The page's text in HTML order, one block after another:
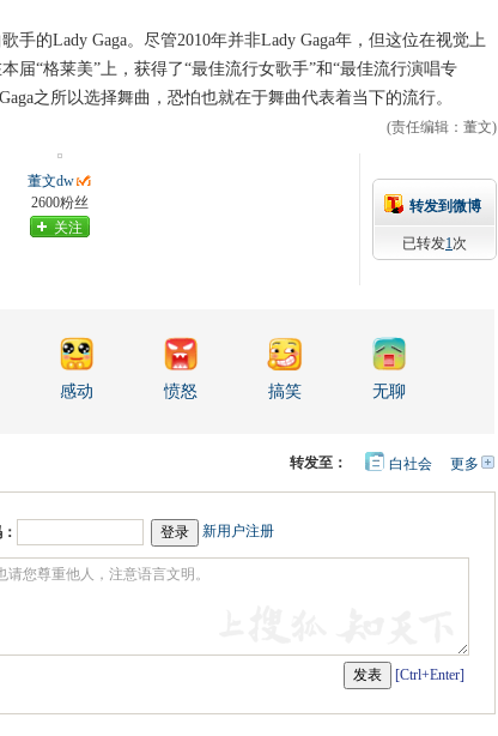
的Lady Gaga。尽管2010年并非Lady Gaga年，但这位在视觉上
届“格莱美”上，获得了“最佳流行女歌手”和“最佳流行演唱专
之所以选择舞曲，恐怕也就在于舞曲代表着当下的流行。
(责任编辑：董文)
董文dw
2600粉丝
关注
转发到微博
已转发1次
感动 愤怒 搞笑 无聊
更多开
转发至： 白社会
新用户注册
[Ctrl+Enter]